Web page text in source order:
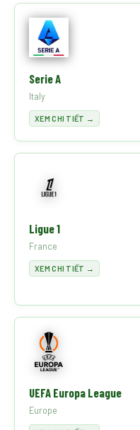
Serie A
Italy
XEM CHI TIẾT →
Ligue 1
France
XEM CHI TIẾT →
UEFA Europa League
Europe